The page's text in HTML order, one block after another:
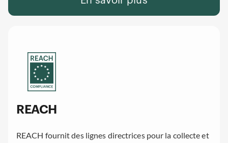
REACH
REACH fournit des lignes directrices pour la collecte et